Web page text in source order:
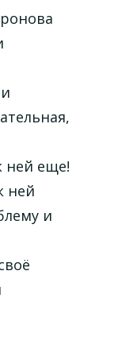
ней еще!
ней
и